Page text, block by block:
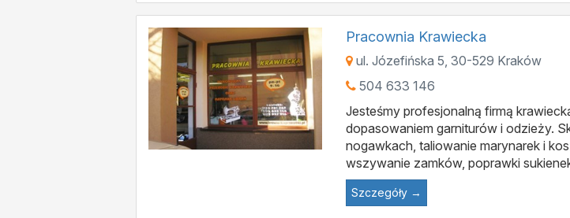
Pracownia Krawiecka
ul. Józefińska 5, 30-529 Kraków
504 633 146
Jesteśmy profesjonalną firmą
dopasowaniem garniturów i odzieży.
nogawkach, taliowanie marynarek i
wszywanie zamków, poprawki
Szczegóły →